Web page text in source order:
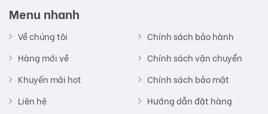
Menu nhanh
Về chúng tôi
Hàng mới về
Khuyến mãi hot
Liên hệ
Chính sách bảo hành
Chính sách vận chuyển
Chính sách bảo mật
Hướng dẫn đặt hàng